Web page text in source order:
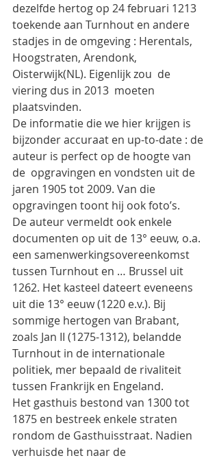
dezelfde hertog op 24 februari 1213
toekende aan Turnhout en andere
stadjes in de omgeving : Herentals,
Hoogstraten, Arendonk,
Oisterwijk(NL). Eigenlijk zou  de
viering dus in 2013  moeten
plaatsvinden.
De informatie die we hier krijgen is
bijzonder accuraat en up-to-date : de
auteur is perfect op de hoogte van
de  opgravingen en vondsten uit de
jaren 1905 tot 2009. Van die
opgravingen toont hij ook foto’s.
De auteur vermeldt ook enkele
documenten op uit de 13° eeuw, o.a.
een samenwerkingsovereenkomst
tussen Turnhout en … Brussel uit
1262. Het kasteel dateert eveneens
uit die 13° eeuw (1220 e.v.). Bij
sommige hertogen van Brabant,
zoals Jan II (1275-1312), belandde
Turnhout in de internationale
politiek, mer bepaald de rivaliteit
tussen Frankrijk en Engeland.
Het gasthuis bestond van 1300 tot
1875 en bestreek enkele straten
rondom de Gasthuisstraat. Nadien
verhuisde het naar de